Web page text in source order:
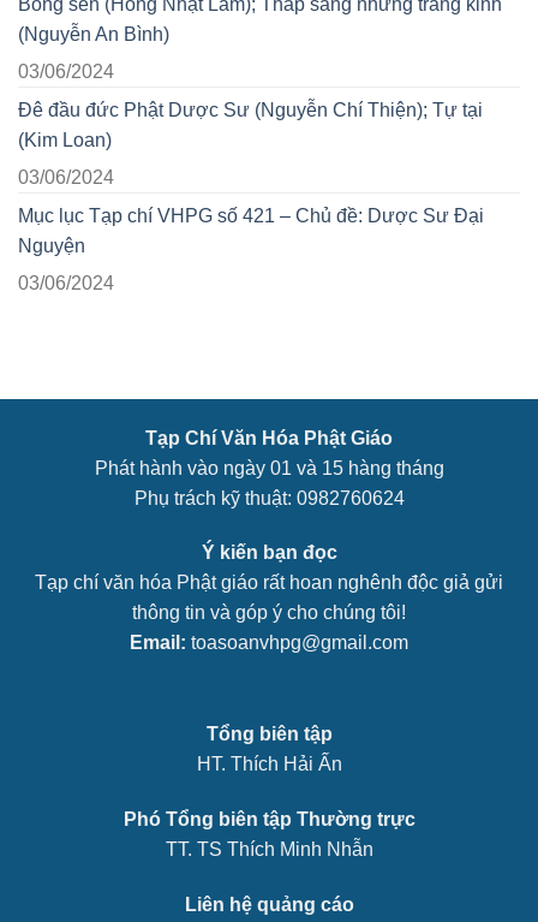
(Nguyễn An Bình)
03/06/2024
Đê đầu đức Phật Dược Sư (Nguyễn Chí Thiện); Tự tại
(Kim Loan)
03/06/2024
Mục lục Tạp chí VHPG số 421 – Chủ đề: Dược Sư Đại
Nguyện
03/06/2024
Tạp Chí Văn Hóa Phật Giáo
Phát hành vào ngày 01 và 15 hàng tháng
Phụ trách kỹ thuật: 0982760624
Ý kiến bạn đọc
Tạp chí văn hóa Phật giáo rất hoan nghênh độc giả gửi
thông tin và góp ý cho chúng tôi!
Email: toasoanvhpg@gmail.com
Tổng biên tập
HT. Thích Hải Ấn
Phó Tổng biên tập Thường trực
TT. TS Thích Minh Nhẫn
Liên hệ quảng cáo